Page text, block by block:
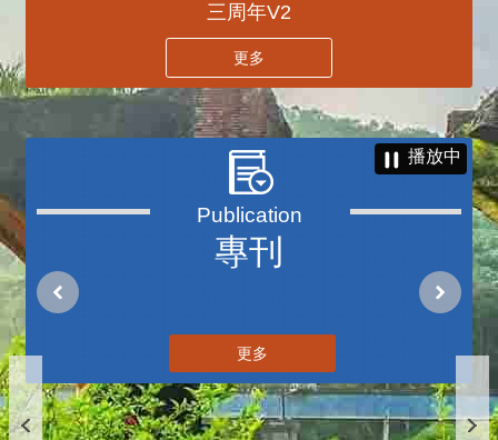
三周年V2
更多
專刊
播放中
更多